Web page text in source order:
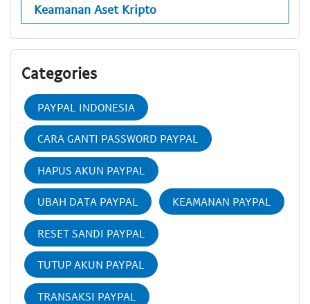
Keamanan Aset Kripto
Categories
PAYPAL INDONESIA
CARA GANTI PASSWORD PAYPAL
HAPUS AKUN PAYPAL
UBAH DATA PAYPAL KEAMANAN PAYPAL
RESET SANDI PAYPAL
TUTUP AKUN PAYPAL
TRANSAKSI PAYPAL